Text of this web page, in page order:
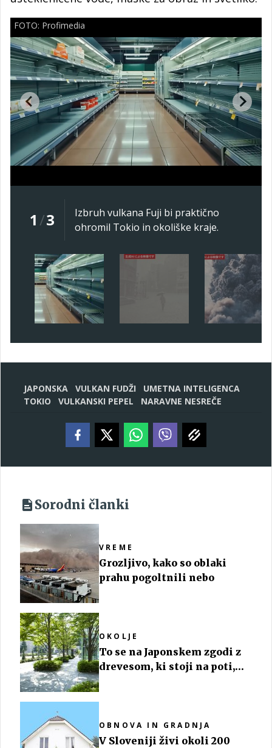
FOTO: Profimedia
1/3
Izbruh vulkana Fuji bi praktično
ohromil Tokio in okoliške kraje.
JAPONSKA VULKAN FUDŽI
UMETNA INTELIGENCA
TOKIO
VULKANSKI PEPEL NARAVNE NESREČE
Sorodni članki
VREME
Grozljivo, kako so oblaki
prahu pogoltnili nebo
OKOLJE
To se na Japonskem zgodi z
drevesom, ki stoji na poti,
OBNOVA IN GRADNJA
V Sloveniji živi okoli 200